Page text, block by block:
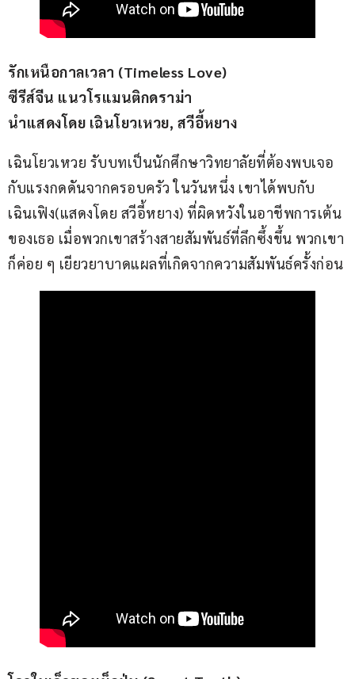
รักเหนือกาลเวลา (Timeless Love)
ซีรีส์จีน แนวโรแมนติกดราม่า
นำแสดงโดย เฉินโยวเหวย, สวีอี้หยาง
เฉินโยวเหวย รับบทเป็นนักศึกษาวิทยาลัยที่ต้องพบเจอ
กับแรงกดดันจากครอบครัว ในวันหนึ่ง เขาได้พบกับ
เฉินเฟิง(แสดงโดย สวีอี้หยาง) ที่ผิดหวังในอาชีพการเต้น
ของเธอ เมื่อพวกเขาสร้างสายสัมพันธ์ที่ลึกซึ้งขึ้น พวกเขา
ก็ค่อย ๆ เยียวยาบาดแผลที่เกิดจากความสัมพันธ์ครั้งก่อน